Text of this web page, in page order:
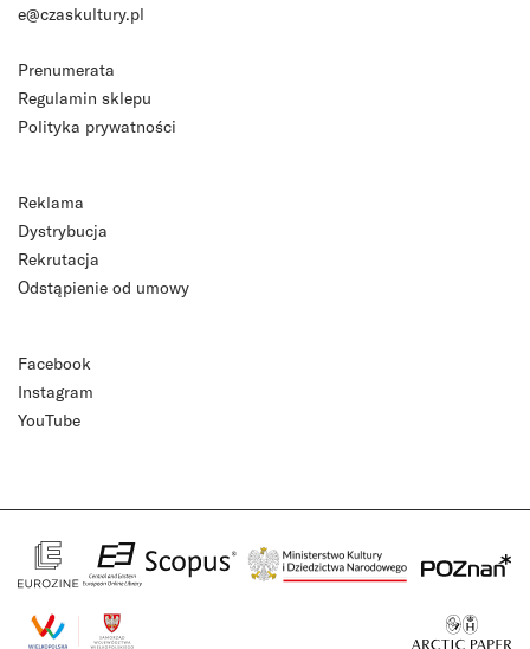
e@czaskultury.pl
Prenumerata
Regulamin sklepu
Polityka prywatności
Reklama
Dystrybucja
Rekrutacja
Odstąpienie od umowy
Facebook
Instagram
YouTube